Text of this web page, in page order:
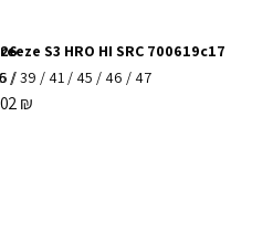
S3 HRO HI SRC 700619c17
/39 / 41 / 45 / 46 / 47
₪
/